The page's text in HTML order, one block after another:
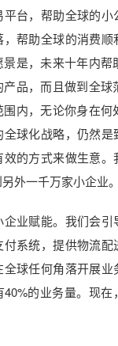
台，帮助全球的小
，帮助全球的消费
是，未来十年内帮
品，而且做到全球
内，无论你身在何
球化战略，仍然是
的方式来做生意。
外一千万家小企业。
业赋能。我们会引
系统，提供物流配
球任何角落开展业
的业务量。现在